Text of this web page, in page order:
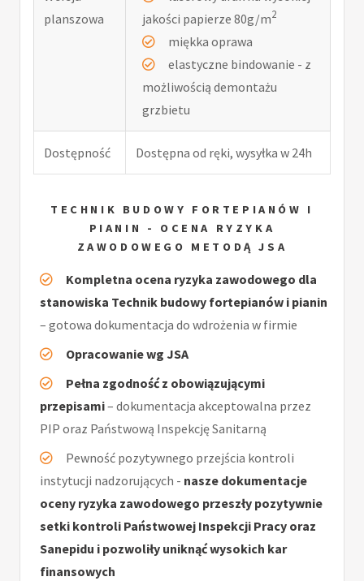
planszowa
jakości papierze 80g/m2
miękka oprawa
elastyczne bindowanie - z
możliwością demontażu
grzbietu
Dostępność Dostępna od ręki, wysyłka w 24h
TECHNIK BUDOWY FORTEPIANÓW I
PIANIN - OCENA RYZYKA
ZAWODOWEGO METODĄ JSA
Kompletna ocena ryzyka zawodowego dla
stanowiska Technik budowy fortepianów i pianin
– gotowa dokumentacja do wdrożenia w firmie
Opracowanie wg JSA
Pełna zgodność z obowiązującymi
przepisami– dokumentacja akceptowalna przez
PIP oraz Państwową Inspekcję Sanitarną
Pewność pozytywnego przejścia kontroli
instytucji nadzorujących - nasze dokumentacje
oceny ryzyka zawodowego przeszły pozytywnie
setki kontroli Państwowej Inspekcji Pracy oraz
Sanepidu i pozwoliły uniknąć wysokich kar
finansowych